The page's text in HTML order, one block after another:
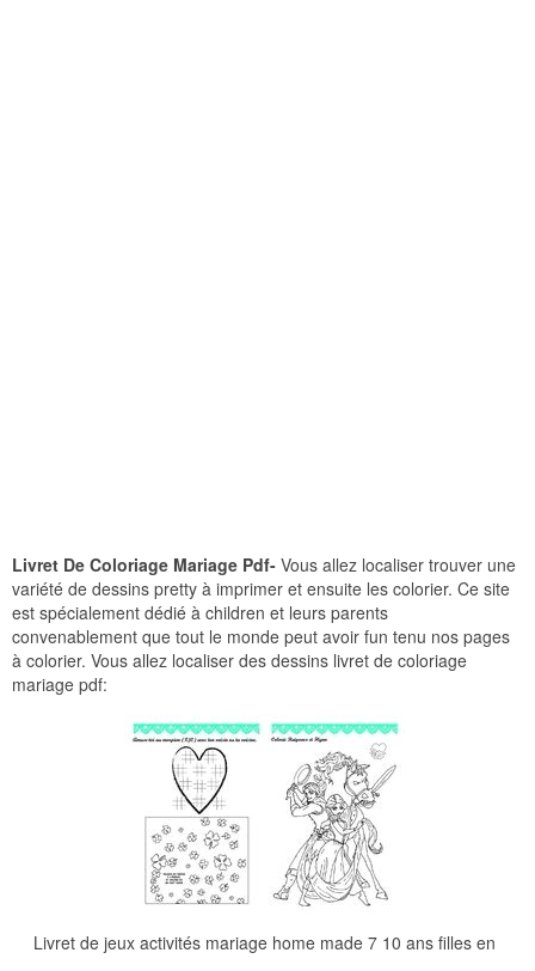
Livret De Coloriage Mariage Pdf- Vous allez localiser trouver une
variété de dessins pretty à imprimer et ensuite les colorier. Ce site
est spécialement dédié à children et leurs parents
convenablement que tout le monde peut avoir fun tenu nos pages
à colorier. Vous allez localiser des dessins livret de coloriage
mariage pdf:
Livret de jeux activités mariage home made 7 10 ans filles en